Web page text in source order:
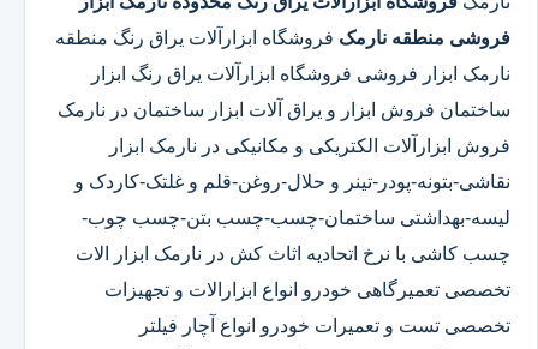
فروشی منطقه نارمک فروشگاه ابزارآلات یراق رنگ منطقه
نارمک ابزار فروشی فروشگاه ابزارآلات یراق رنگ ابزار
ساختمان فروش ابزار و یراق آلات ابزار ساختمان در نارمک
فروش ابزارآلات الکتریکی و مکانیکی در نارمک ابزار
نقاشی-بتونه-پودر-تینر و حلال-روغن-قلم و غلتک-کاردک و
لیسه-بهداشتی ساختمان-چسب-چسب بتن-چسب چوب-
چسب کاشی با نرخ اتحادیه اثاث کش در نارمک ابزار الات
تخصصی تعمیرگاهی خودرو انواع ابزارالات و تجهیزات
تخصصی تست و تعمیرات خودرو انواع آچار فیلتر